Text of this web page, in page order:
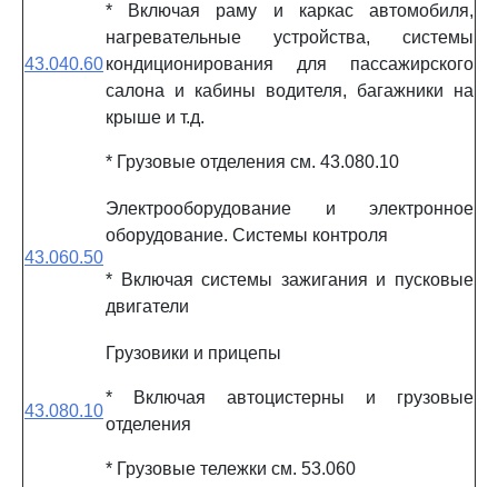
43.040.60
* Включая раму и каркас автомобиля,
нагревательные устройства, системы
кондиционирования для пассажирского
салона и кабины водителя, багажники на
крыше и т.д.
* Грузовые отделения см. 43.080.10
43.060.50
Электрооборудование и электронное
оборудование. Системы контроля
* Включая системы зажигания и пусковые
двигатели
43.080.10
Грузовики и прицепы
* Включая автоцистерны и грузовые
отделения
* Грузовые тележки см. 53.060